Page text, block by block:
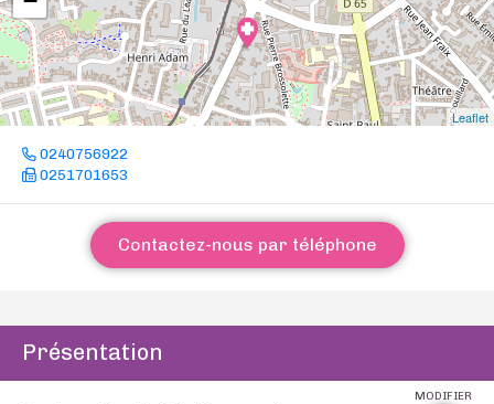
Leaflet
0240756922
0251701653
Contactez-nous par téléphone
Présentation
MODIFIER